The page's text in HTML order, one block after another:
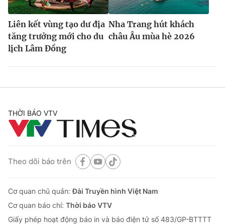
Liên kết vùng tạo dư địa
tăng trưởng mới cho du
lịch Lâm Đồng
Nha Trang hút khách
châu Âu mùa hè 2026
THỜI BÁO VTV
Theo dõi báo trên
Cơ quan chủ quản:Đài Truyền hình Việt Nam
Cơ quan báo chí: Thời báo VTV
Giấy phép hoạt động báo in và báo điện tử số 483/GP-BTTTT